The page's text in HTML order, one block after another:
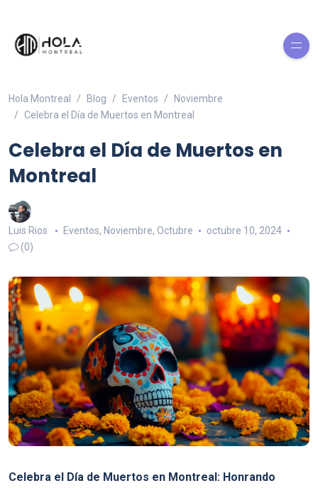
Hola Montreal Blog Eventos
Noviembre
Celebra el Día de Muertos en Montreal
Celebra el Día de Muertos en
Montreal
Luis Rios Eventos, Noviembre, Octubre
octubre 10, 2024
(0)
Celebra el Día de Muertos en Montreal: Honrando